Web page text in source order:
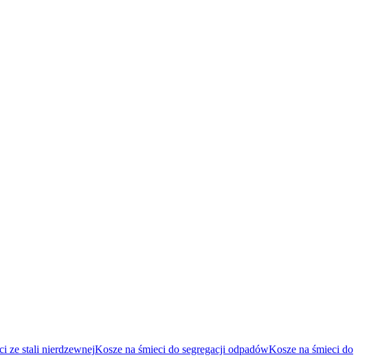
ze stali nierdzewnejKosze na śmieci do segregacji odpadówKosze na śmieci do